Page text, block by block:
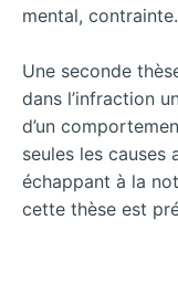
mental,
Une seconde
dans l’infraction
d’un
seules les
échappant à la
cette thèse est